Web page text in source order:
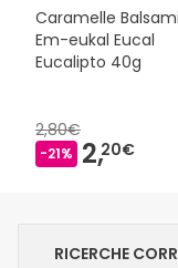
Caramelle
Em-eukal Eucal
Eucalipto 40g
2,80€
-21% 2,20€
RICERCHE